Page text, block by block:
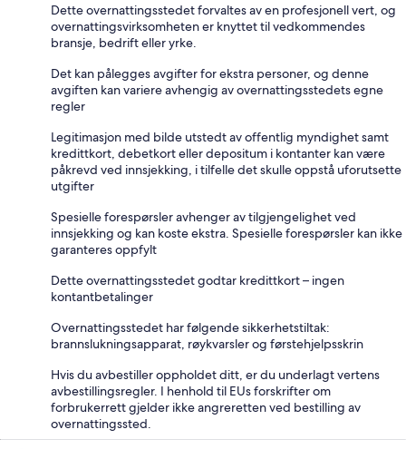
Dette overnattingsstedet forvaltes av en profesjonell vert, og
overnattingsvirksomheten er knyttet til vedkommendes
bransje, bedrift eller yrke.
Det kan pålegges avgifter for ekstra personer, og denne
avgiften kan variere avhengig av overnattingsstedets egne
regler
Legitimasjon med bilde utstedt av offentlig myndighet samt
kredittkort, debetkort eller depositum i kontanter kan være
påkrevd ved innsjekking, i tilfelle det skulle oppstå uforutsette
utgifter
Spesielle forespørsler avhenger av tilgjengelighet ved
innsjekking og kan koste ekstra. Spesielle forespørsler kan ikke
garanteres oppfylt
Dette overnattingsstedet godtar kredittkort – ingen
kontantbetalinger
Overnattingsstedet har følgende sikkerhetstiltak:
brannslukningsapparat, røykvarsler og førstehjelpsskrin
Hvis du avbestiller oppholdet ditt, er du underlagt vertens
avbestillingsregler. I henhold til EUs forskrifter om
forbrukerrett gjelder ikke angreretten ved bestilling av
overnattingssted.